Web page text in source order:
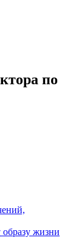
по
образу жизни